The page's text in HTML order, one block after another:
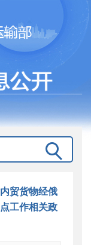
贸货物经俄
工作相关政